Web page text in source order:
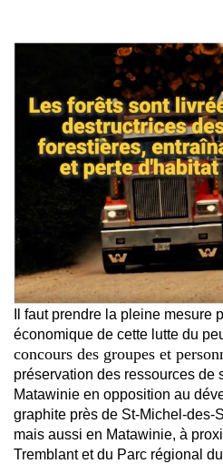
Il faut prendre la pleine mesure
économique de cette lutte du
concours des groupes et
préservation des ressources de
Matawinie en opposition au
graphite près de St-Michel-des-
mais aussi en Matawinie, à
Tremblant et du Parc régional